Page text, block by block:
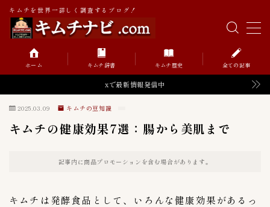
キムチを世界一詳しく調査するブログ！
MENU
０〜９９円 0
ホーム キムチ辞書 キムチ歴史 全ての記事
xで最新情報発信中
2025.03.09 キムチの豆知識
キムチの健康効果7選：腸から美肌まで
記事内に商品プロモーションを含む場合があります。
キムチは発酵食品として、いろんな健康効果があるっ